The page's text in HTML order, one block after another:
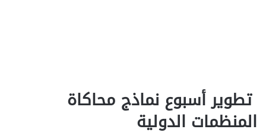
تطوير أسبوع نماذج محاكاة
المنظمات الدولية